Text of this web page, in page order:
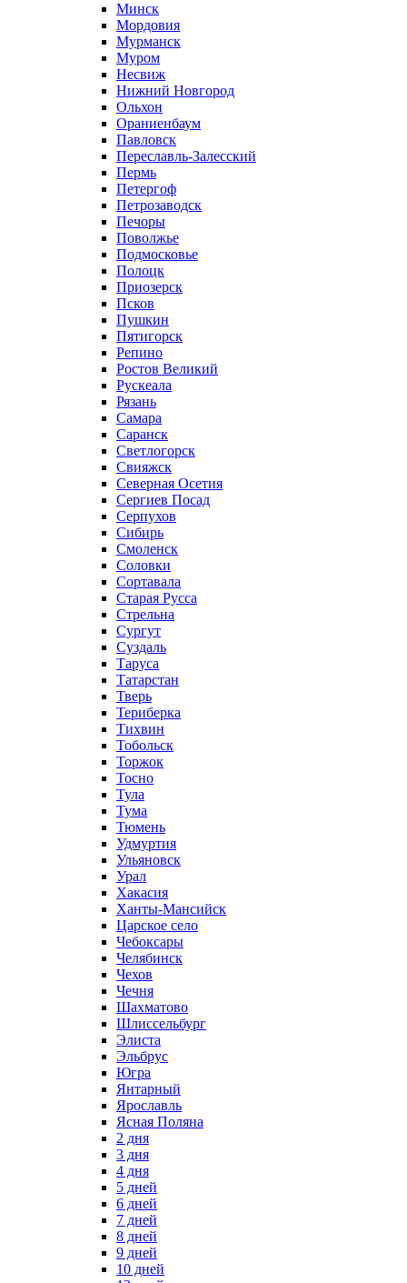
Минск
Мордовия
Мурманск
Муром
Несвиж
Нижний Новгород
Ольхон
Ораниенбаум
Павловск
Переславль-Залесский
Пермь
Петергоф
Петрозаводск
Печоры
Поволжье
Подмосковье
Полоцк
Приозерск
Псков
Пушкин
Пятигорск
Репино
Ростов Великий
Рускеала
Рязань
Самара
Саранск
Светлогорск
Свияжск
Северная Осетия
Сергиев Посад
Серпухов
Сибирь
Смоленск
Соловки
Сортавала
Старая Русса
Стрельна
Сургут
Суздаль
Таруса
Татарстан
Тверь
Териберка
Тихвин
Тобольск
Торжок
Тосно
Тула
Тума
Тюмень
Удмуртия
Ульяновск
Урал
Хакасия
Ханты-Мансийск
Царское село
Чебоксары
Челябинск
Чехов
Чечня
Шахматово
Шлиссельбург
Элиста
Эльбрус
Югра
Янтарный
Ярославль
Ясная Поляна
2 дня
3 дня
4 дня
5 дней
6 дней
7 дней
8 дней
9 дней
10 дней